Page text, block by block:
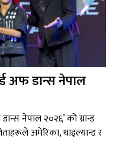
अफ डान्स नेपाल
नेपाल २०२६’ को ग्रान्ड
अमेरिका, थाइल्यान्ड र